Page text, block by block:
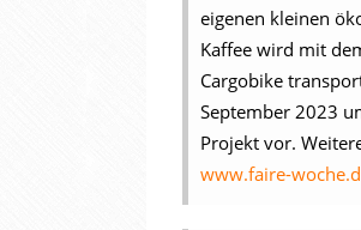
eigenen kleinen
Kaffee wird mit
Cargobike
September 2023
Projekt vor.
www.faire-